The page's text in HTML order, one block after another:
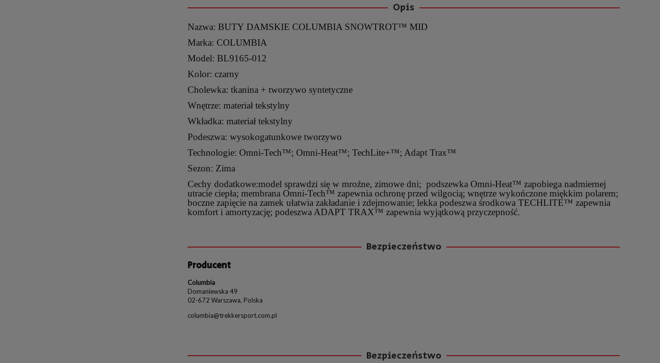
Opis
Nazwa: BUTY DAMSKIE COLUMBIA SNOWTROT™ MID
Marka: COLUMBIA
Model: BL9165-012
Kolor: czarny
Cholewka: tkanina + tworzywo syntetyczne
Wnętrze: materiał tekstylny
Wkładka: materiał tekstylny
Podeszwa: wysokogatunkowe tworzywo
Technologie: Omni-Tech™; Omni-Heat™; TechLite+™; Adapt Trax™
Sezon: Zima
Cechy dodatkowe:model sprawdzi się w mroźne, zimowe dni; podszewka Omni-Heat™ zapobiega nadmiernej
utracie ciepła; membrana Omni-Tech™ zapewnia ochronę przed wilgocią; wnętrze wykończone miękkim polarem;
boczne zapięcie na zamek ułatwia zakładanie i zdejmowanie; lekka podeszwa środkowa TECHLITE™ zapewnia
komfort i amortyzację; podeszwa ADAPT TRAX™ zapewnia wyjątkową przyczepność.
Bezpieczeństwo
Producent
Columbia
Domaniewska 49
02-672 Warszawa, Polska
columbia@trekkersport.com.pl
Bezpieczeństwo